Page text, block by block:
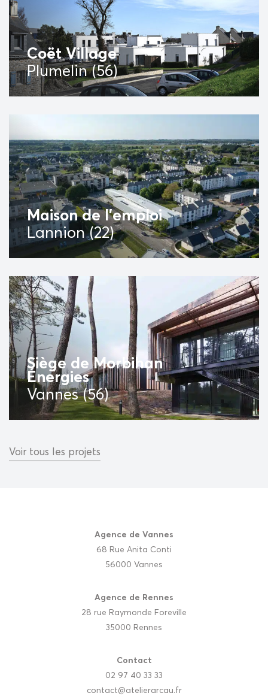
Coët Village
Plumelin (56)
Maison de l’emploi
Lannion (22)
Siège de Morbihan
Énergies
Vannes (56)
Voir tous les projets
Agence de Vannes
68 Rue Anita Conti
56000 Vannes
Agence de Rennes
28 rue Raymonde Foreville
35000 Rennes
Contact
02 97 40 33 33
contact@atelierarcau.fr